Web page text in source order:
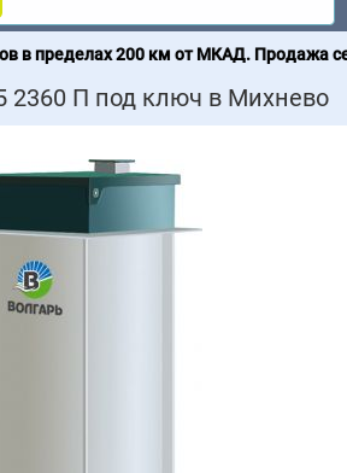
МКАД. Продажа септиков по всей
2360 П под ключ в Михнево